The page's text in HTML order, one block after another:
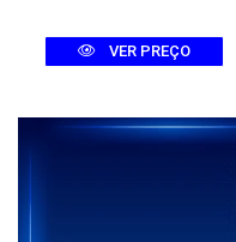
VER PREÇO